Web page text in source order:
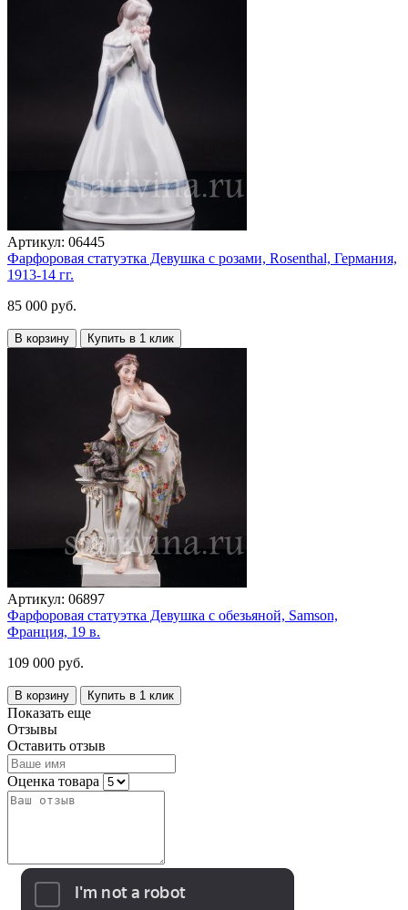
Артикул: 06445
Фарфоровая статуэтка Девушка с розами, Rosenthal, Германия,
1913-14 гг.
85 000 руб.
В корзину Купить в 1 клик
Артикул: 06897
Фарфоровая статуэтка Девушка с обезьяной, Samson,
Франция, 19 в.
109 000 руб.
В корзину Купить в 1 клик
Показать еще
Отзывы
Оставить отзыв
Оценка товара